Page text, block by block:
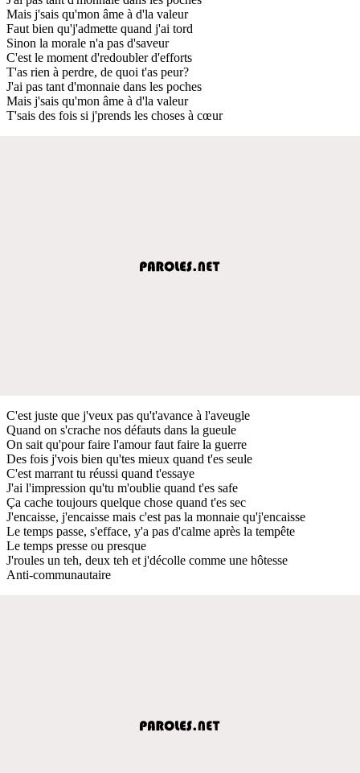
Mais j'sais qu'mon âme à d'la valeur
Faut bien qu'j'admette quand j'ai tord
Sinon la morale n'a pas d'saveur
C'est le moment d'redoubler d'efforts
T'as rien à perdre, de quoi t'as peur?
J'ai pas tant d'monnaie dans les poches
Mais j'sais qu'mon âme à d'la valeur
T'sais des fois si j'prends les choses à cœur
C'est juste que j'veux pas qu't'avance à l'aveugle
Quand on s'crache nos défauts dans la gueule
On sait qu'pour faire l'amour faut faire la guerre
Des fois j'vois bien qu'tes mieux quand t'es seule
C'est marrant tu réussi quand t'essaye
J'ai l'impression qu'tu m'oublie quand t'es safe
Ça cache toujours quelque chose quand t'es sec
J'encaisse, j'encaisse mais c'est pas la monnaie qu'j'encaisse
Le temps passe, s'efface, y'a pas d'calme après la tempête
Le temps presse ou presque
J'roules un teh, deux teh et j'décolle comme une hôtesse
Anti-communautaire